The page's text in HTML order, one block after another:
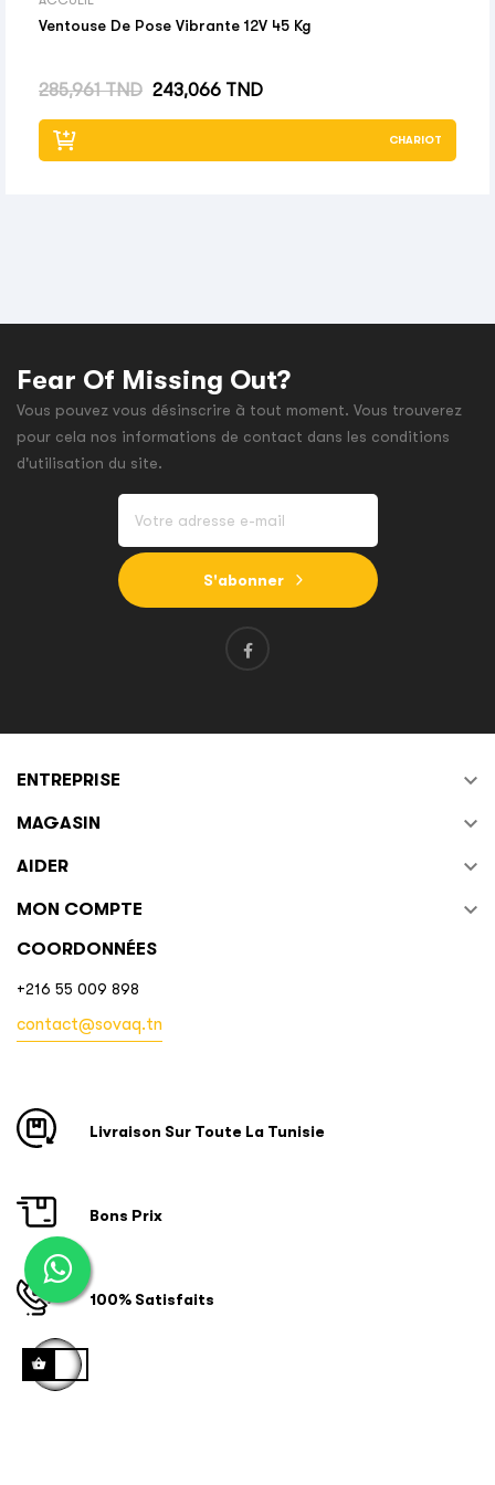
Ventouse De Pose Vibrante 12V 45 Kg
Prix habituel
285,961 TND Prix
243,066 TND
CHARIOT
Fear Of Missing Out?
Vous pouvez vous désinscrire à tout moment. Vous trouverez
pour cela nos informations de contact dans les conditions
d'utilisation du site.
S'abonner
ENTREPRISE 
MAGASIN 
AIDER 
MON COMPTE 
COORDONNÉES
+216 55 009 898
contact@sovaq.tn
Livraison Sur Toute La Tunisie
Bons Prix
100% Satisfaits